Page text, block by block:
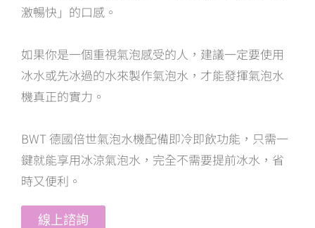
激暢快」的口感。
如果你是一個重視氣泡感受的人，建議一定要使用
冰水或先冰過的水來製作氣泡水，才能發揮氣泡水
機真正的實力。
BWT 德國倍世氣泡水機配備即冷即飲功能，只需一
鍵就能享用冰涼氣泡水，完全不需要提前冰水，省
時又便利。
線上諮詢